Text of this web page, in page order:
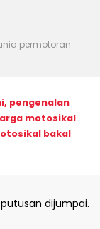
permotoran
pengenalan
motosikal
bakal
dijumpai.